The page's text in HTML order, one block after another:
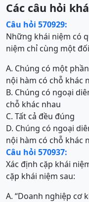
Các câu hỏi
Câu hỏi 570929:
Những khái niệm có
niệm chỉ cùng một
A. Chúng có một
nội hàm có chỗ khác
B. Chúng có ngoại
chỗ khác nhau
C. Tất cả đều đúng
D. Chúng có ngoại
nội hàm có chỗ khác
Câu hỏi 570937:
Xác định cặp khái
cặp khái niệm sau:
A. “Doanh nghiệp cơ